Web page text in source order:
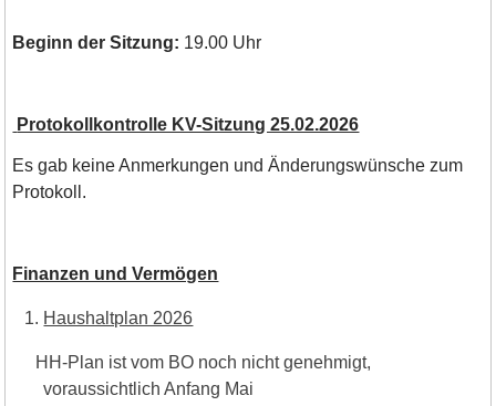
Beginn der Sitzung: 19.00 Uhr
Protokollkontrolle KV-Sitzung 25.02.2026
Es gab keine Anmerkungen und Änderungswünsche zum
Protokoll.
Finanzen und Vermögen
Haushaltplan 2026
HH-Plan ist vom BO noch nicht genehmigt,
voraussichtlich Anfang Mai